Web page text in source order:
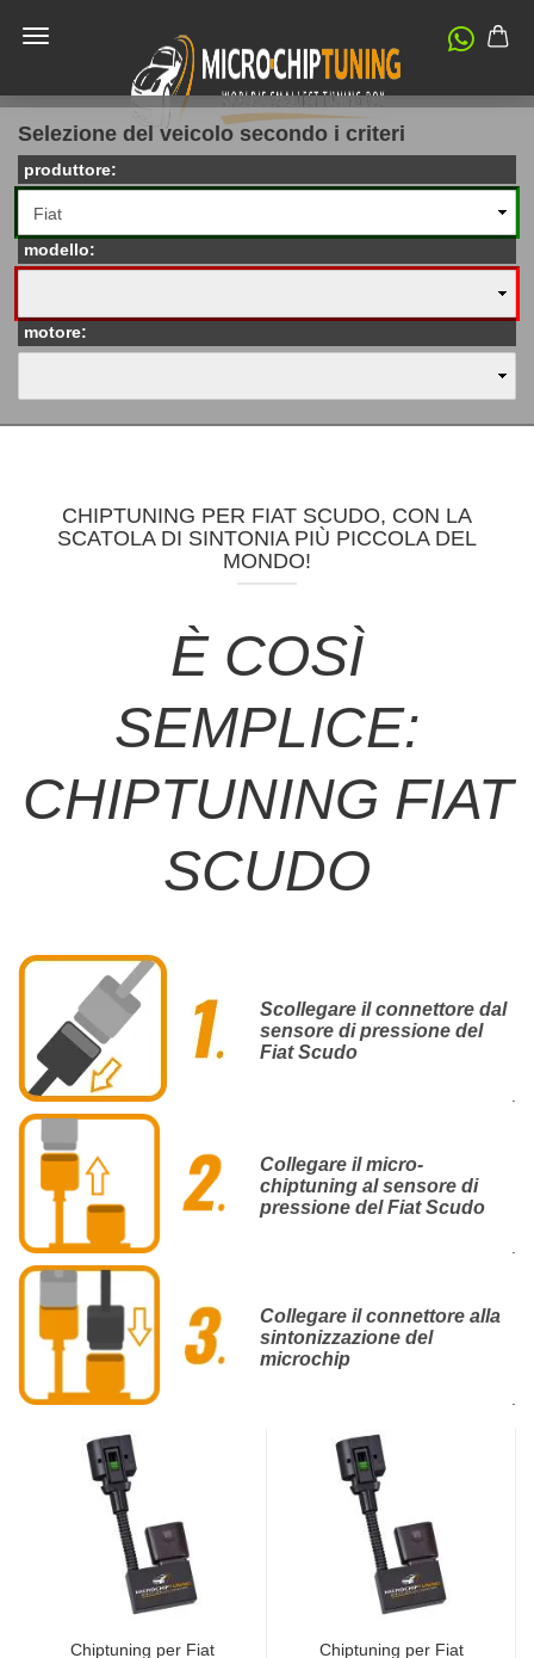
Selezione del veicolo secondo i criteri
produttore:
modello:
motore:
CHIPTUNING PER FIAT SCUDO, CON LA
SCATOLA DI SINTONIA PIÙ PICCOLA DEL
MONDO!
È COSÌ
SEMPLICE:
CHIPTUNING FIAT
SCUDO
Scollegare il connettore dal
sensore di pressione del
Fiat Scudo
Collegare il micro-
chiptuning al sensore di
pressione del Fiat Scudo
Collegare il connettore alla
sintonizzazione del
microchip
Chiptuning per Fiat
Chiptuning per Fiat